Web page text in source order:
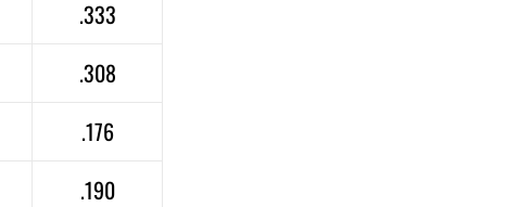
.333
.308
.176
.190